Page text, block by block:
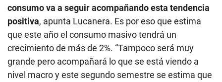
consumo va a seguir acompañando esta tendencia
positiva, apunta Lucanera. Es por eso que estima
que este año el consumo masivo tendrá un
crecimiento de más de 2%. “Tampoco será muy
grande pero acompañará lo que se está viendo a
nivel macro y este segundo semestre se estima que